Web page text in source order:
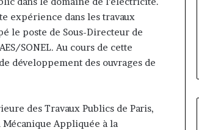
expérience dans les travaux
le poste de Sous-Directeur de
SONEL. Au cours de cette
développement des ouvrages de
des Travaux Publics de Paris,
Appliquée à la
:
le
choix
de
discipline
il y a 3 jours
Gaëtan Debuchy à la tête
d’Advans Cameroun : le choix
de la croissance sous discipline